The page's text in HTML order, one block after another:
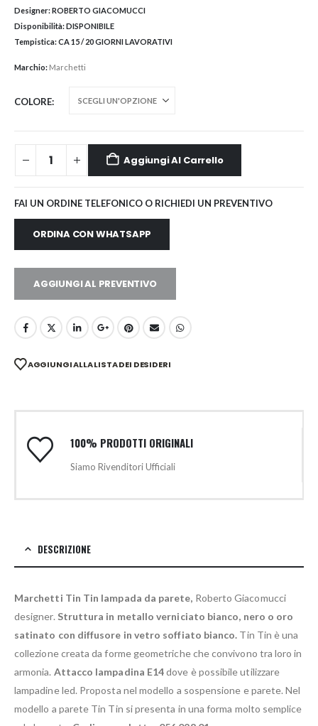
Designer:ROBERTO GIACOMUCCI
Disponibilità:DISPONIBILE
Tempistica:CA 15 / 20 GIORNI LAVORATIVI
Marchio: Marchetti
COLORE
Aggiungi Al Carrello
FAI UN ORDINE TELEFONICO O RICHIEDI UN PREVENTIVO
ORDINA CON WHATSAPP
AGGIUNGI AL PREVENTIVO
AGGIUNGI ALLA LISTA DEI DESIDERI
100% PRODOTTI ORIGINALI
Siamo Rivenditori Ufficiali
DESCRIZIONE
Marchetti Tin Tin lampada da parete, Roberto Giacomucci
designer. Struttura in metallo verniciato bianco, nero o oro
satinato con diffusore in vetro soffiato bianco. Tin Tin è una
collezione creata da forme geometriche che convivono tra loro in
armonia. Attacco lampadina E14dove è possibile utilizzare
lampadine led. Proposta nel modello a sospensione e parete. Nel
modello a parete Tin Tin si presenta in una forma molto semplice